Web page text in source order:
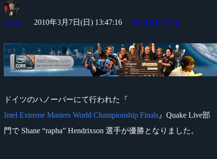
Yossy 2010年3月7日(日) 13:47:16 QUAKE LIVE
ドイツのハノーバーにて行われた『
Intel Extreme Masters World Championship Finals 』Quake Live部
門で Shane “rapha” Hendrixson 選手が優勝となりました。